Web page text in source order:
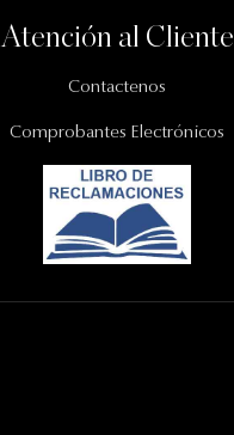
Atención al Cliente
Contactenos
Comprobantes Electrónicos